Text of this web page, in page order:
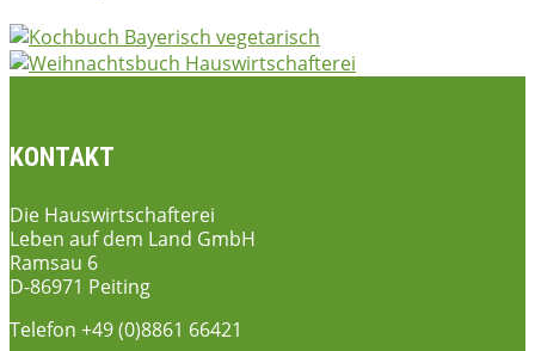
KONTAKT
Die Hauswirtschafterei
Leben auf dem Land GmbH
Ramsau 6
D-86971 Peiting
Telefon +49 (0)8861 66421